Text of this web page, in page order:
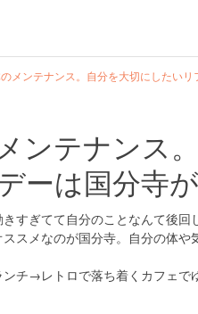
メンテナンス。自分を大切にしたいリ
ンテナンス
ーは国分寺
すぎてて自分のことなんて後
スメなのが国分寺。自分の体
ンチ→レトロで落ち着くカフェ